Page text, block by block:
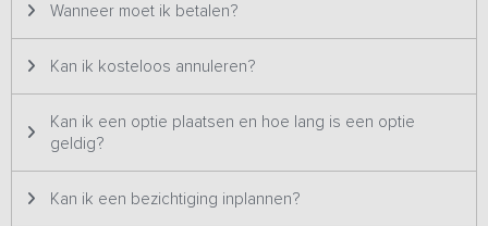
Wanneer moet ik betalen?
Kan ik kosteloos annuleren?
Kan ik een optie plaatsen en hoe lang is een optie
geldig?
Kan ik een bezichtiging inplannen?